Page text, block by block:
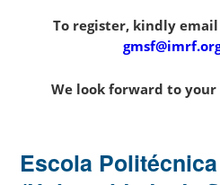
To register, kindly
We look forward to
Escola